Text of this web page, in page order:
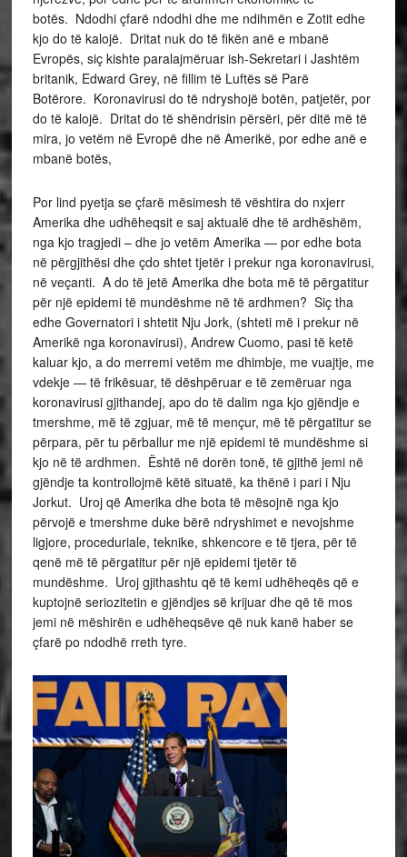
botës. Ndodhi çfarë ndodhi dhe me ndihmën e Zotit edhe
kjo do të kalojë. Dritat nuk do të fikën anë e mbanë
Evropës, siç kishte paralajmëruar ish-Sekretari i Jashtëm
britanik, Edward Grey, në fillim të Luftës së Parë
Botërore. Koronavirusi do të ndryshojë botën, patjetër, por
do të kalojë. Dritat do të shëndrisin përsëri, për ditë më të
mira, jo vetëm në Evropë dhe në Amerikë, por edhe anë e
mbanë botës,
Por lind pyetja se çfarë mësimesh të vështira do nxjerr
Amerika dhe udhëheqsit e saj aktualë dhe të ardhëshëm,
nga kjo tragjedi – dhe jo vetëm Amerika — por edhe bota
në përgjithësi dhe çdo shtet tjetër i prekur nga koronavirusi,
në veçanti. A do të jetë Amerika dhe bota më të përgatitur
për një epidemi të mundëshme në të ardhmen? Siç tha
edhe Governatori i shtetit Nju Jork, (shteti më i prekur në
Amerikë nga koronavirusi), Andrew Cuomo, pasi të ketë
kaluar kjo, a do merremi vetëm me dhimbje, me vuajtje, me
vdekje — të frikësuar, të dëshpëruar e të zemëruar nga
koronavirusi gjithandej, apo do të dalim nga kjo gjëndje e
tmershme, më të zgjuar, më të mençur, më të përgatitur se
përpara, për tu përballur me një epidemi të mundëshme si
kjo në të ardhmen. Është në dorën tonë, të gjithë jemi në
gjëndje ta kontrollojmë këtë situatë, ka thënë i pari i Nju
Jorkut. Uroj që Amerika dhe bota të mësojnë nga kjo
përvojë e tmershme duke bërë ndryshimet e nevojshme
ligjore, proceduriale, teknike, shkencore e të tjera, për të
qenë më të përgatitur për një epidemi tjetër të
mundëshme. Uroj gjithashtu që të kemi udhëheqës që e
kuptojnë seriozitetin e gjëndjes së krijuar dhe që të mos
jemi në mëshirën e udhëheqsëve që nuk kanë haber se
çfarë po ndodhë rreth tyre.